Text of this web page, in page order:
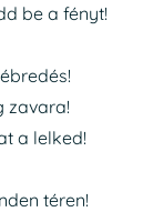
be a fényt!
zavara!
a lelked!
téren!